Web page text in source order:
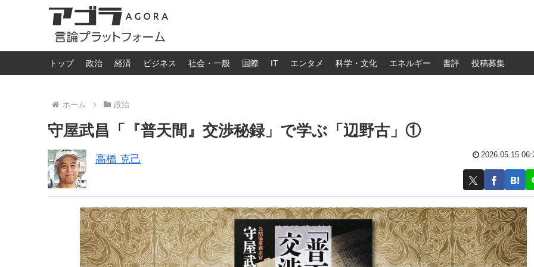
トップ 政治 経済 ビジネス 社会・一般 国際 IT エンタメ 科学・文化 エネルギー 書評 投稿募集
ホーム 政治
守屋武昌「『普天間』交渉秘録」で学ぶ「辺野古」①
高橋 克己 2026.05.15